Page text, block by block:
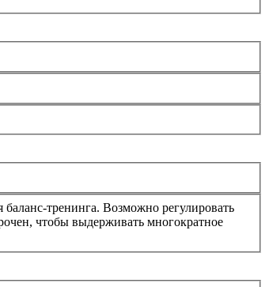
тренинга. Возможно регулировать
чтобы выдерживать многократное